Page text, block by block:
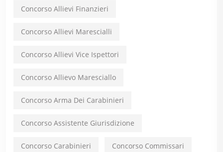
Concorso Allievi Finanzieri
Concorso Allievi Marescialli
Concorso Allievi Vice Ispettori
Concorso Allievo Maresciallo
Concorso Arma Dei Carabinieri
Concorso Assistente Giurisdizione
Concorso Carabinieri Concorso Commissari